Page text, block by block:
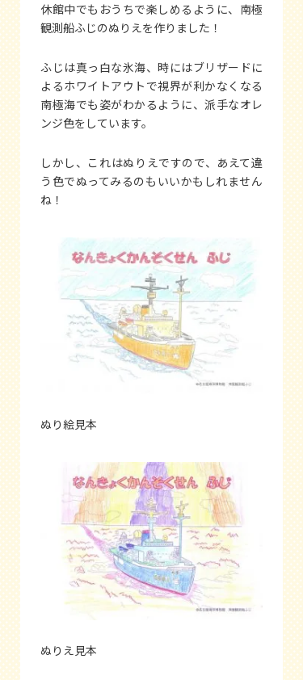
休館中でもおうちで楽しめるように、南極
観測船ふじのぬりえを作りました！
ふじは真っ白な氷海、時にはブリザードに
よるホワイトアウトで視界が利かなくなる
南極海でも姿がわかるように、派手なオレ
ンジ色をしています。
しかし、これはぬりえですので、あえて違
う色でぬってみるのもいいかもしれません
ね！
ぬり絵見本
ぬりえ見本